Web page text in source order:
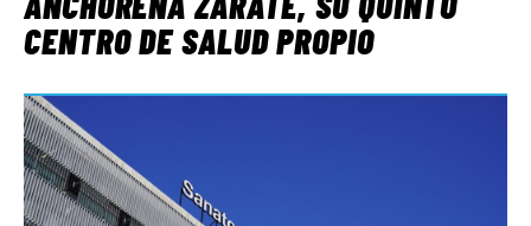
CENTRO DE SALUD PROPIO